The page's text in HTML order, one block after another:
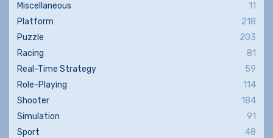
Miscellaneous
11
Platform
218
Puzzle
203
Racing
81
Real-Time Strategy
59
Role-Playing
114
Shooter
184
Simulation
91
Sport
48